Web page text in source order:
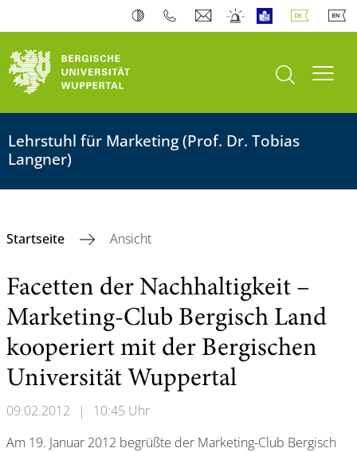
Suche öffnen
Lehrstuhl für Marketing (Prof. Dr. Tobias
Langner)
Startseite Ansicht
Facetten der Nachhaltigkeit –
Marketing-Club Bergisch Land
kooperiert mit der Bergischen
Universität Wuppertal
09.02.2012 |
10:45 Uhr
Am 19. Januar 2012 begrüßte der Marketing-Club Bergisch